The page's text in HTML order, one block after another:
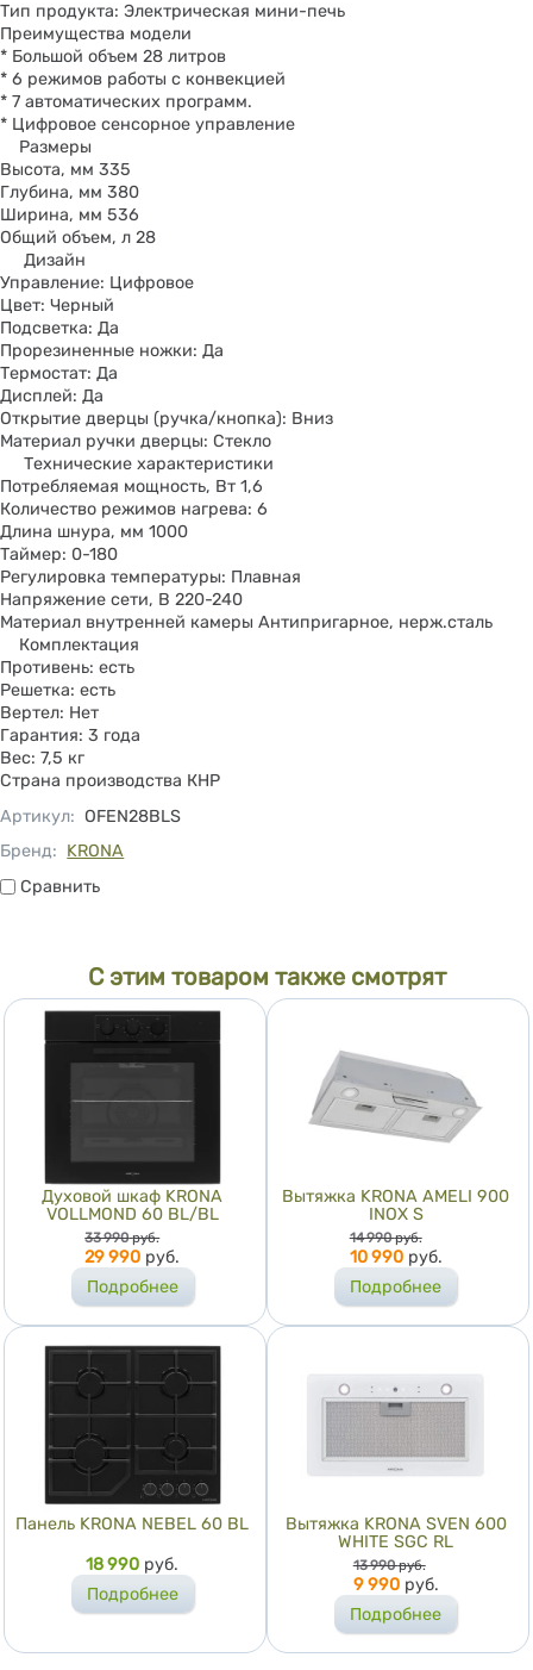
Тип продукта: Электрическая мини-печь
Преимущества модели
* Большой объем 28 литров
* 6 режимов работы с конвекцией
* 7 автоматических программ.
* Цифровое сенсорное управление
Размеры
Высота, мм 335
Глубина, мм 380
Ширина, мм 536
Общий объем, л 28
Дизайн
Управление: Цифровое
Цвет: Черный
Подсветка: Да
Прорезиненные ножки: Да
Термостат: Да
Дисплей: Да
Открытие дверцы (ручка/кнопка): Вниз
Материал ручки дверцы: Стекло
Технические характеристики
Потребляемая мощность, Вт 1,6
Количество режимов нагрева: 6
Длина шнура, мм 1000
Таймер: 0-180
Регулировка температуры: Плавная
Напряжение сети, В 220-240
Материал внутренней камеры Антипригарное, нерж.сталь
Комплектация
Противень: есть
Решетка: есть
Вертел: Нет
Гарантия: 3 года
Вес: 7,5 кг
Страна производства КНР
Артикул: OFEN28BLS
Бренд: KRONA
СравнитьСравнить
С этим товаром также смотрят
Духовой шкаф KRONA
VOLLMOND 60 BL/BL
Цена
33 990 руб.
29 990 руб.
Подробнее
Вытяжка KRONA AMELI 900
INOX S
Цена
14 990 руб.
10 990 руб.
Подробнее
Панель KRONA NEBEL 60 BL
Цена
18 990 руб.
Подробнее
Вытяжка KRONA SVEN 600
WHITE SGC RL
Цена
13 990 руб.
9 990 руб.
Подробнее